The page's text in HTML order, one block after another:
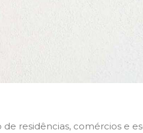
residências, comércios e